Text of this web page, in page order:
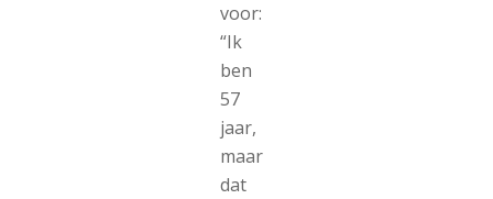
voor:
“Ik
ben
57
jaar,
maar
dat